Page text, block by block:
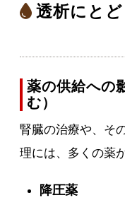
透析にと
薬の供給への
む）
腎臓の治療や、そ
理には、多くの薬
降圧薬